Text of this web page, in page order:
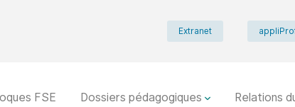
Extranet
FSE Dossiers pédagogiques Relations